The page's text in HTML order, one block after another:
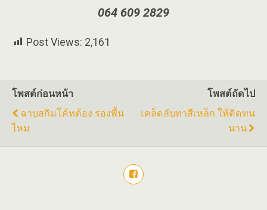
064 609 2829
Post Views: 2,161
โพสต์ก่อนหน้า
ฉาบสกิมโค้ทต้อง รองพื้น
ไหม
โพสต์ถัดไป
เคล็ดลับทาสีเหล็ก ให้ติดทน
นาน